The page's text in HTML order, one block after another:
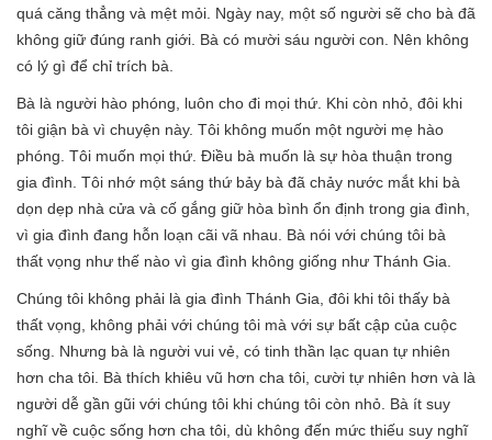
quá căng thẳng và mệt mỏi. Ngày nay, một số người sẽ cho bà đã
không giữ đúng ranh giới. Bà có mười sáu người con. Nên không
có lý gì để chỉ trích bà.
Bà là người hào phóng, luôn cho đi mọi thứ. Khi còn nhỏ, đôi khi
tôi giận bà vì chuyện này. Tôi không muốn một người mẹ hào
phóng. Tôi muốn mọi thứ. Điều bà muốn là sự hòa thuận trong
gia đình. Tôi nhớ một sáng thứ bảy bà đã chảy nước mắt khi bà
dọn dẹp nhà cửa và cố gắng giữ hòa bình ổn định trong gia đình,
vì gia đình đang hỗn loạn cãi vã nhau. Bà nói với chúng tôi bà
thất vọng như thế nào vì gia đình không giống như Thánh Gia.
Chúng tôi không phải là gia đình Thánh Gia, đôi khi tôi thấy bà
thất vọng, không phải với chúng tôi mà với sự bất cập của cuộc
sống. Nhưng bà là người vui vẻ, có tinh thần lạc quan tự nhiên
hơn cha tôi. Bà thích khiêu vũ hơn cha tôi, cười tự nhiên hơn và là
người dễ gần gũi với chúng tôi khi chúng tôi còn nhỏ. Bà ít suy
nghĩ về cuộc sống hơn cha tôi, dù không đến mức thiếu suy nghĩ